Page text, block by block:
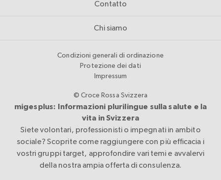
Contatto
Chi siamo
Condizioni generali di ordinazione
Protezione dei dati
Impressum
© Croce Rossa Svizzera
migesplus: Informazioni plurilingue sulla salute e la
vita in Svizzera
Siete volontari, professionisti o impegnati in ambito
sociale? Scoprite come raggiungere con più efficacia i
vostri gruppi target, approfondire vari temi e avvalervi
della nostra ampia offerta di consulenza.